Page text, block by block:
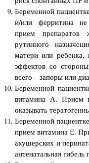
Беременной
и/или ферритина не
прием препаратов
рутинного
матери или
эффектов со
всего – запоры или
Беременной
витамина А. Прием
оказывать
Беременной
прием витамина Е.
акушерских и
антенатальная